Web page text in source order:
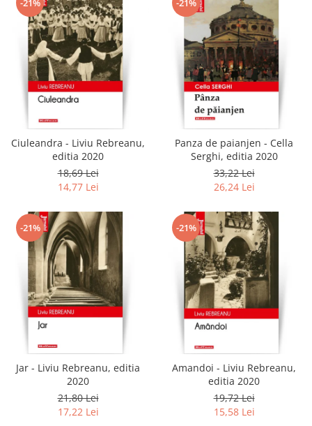
-21%
Ciuleandra - Liviu Rebreanu,
editia 2020
18,69 Lei
14,77 Lei
-21%
Panza de paianjen - Cella
Serghi, editia 2020
33,22 Lei
26,24 Lei
-21%
Jar - Liviu Rebreanu, editia
2020
21,80 Lei
17,22 Lei
-21%
Amandoi - Liviu Rebreanu,
editia 2020
19,72 Lei
15,58 Lei